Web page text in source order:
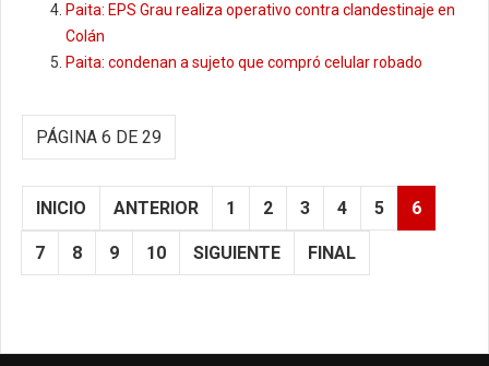
Paita: EPS Grau realiza operativo contra clandestinaje en
Colán
Paita: condenan a sujeto que compró celular robado
PÁGINA 6 DE 29
INICIO ANTERIOR 1 2 3 4 5 6
7 8 9 10 SIGUIENTE FINAL